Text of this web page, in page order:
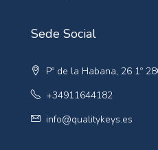
Sede Social
Pº de la Habana, 26 1º
+34911644182
info@qualitykeys.es